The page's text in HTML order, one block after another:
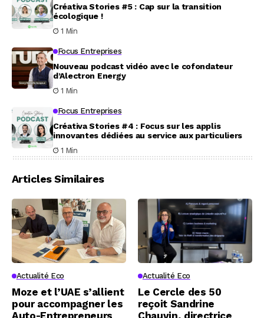
Créativa Stories #5 : Cap sur la transition
écologique !
1 Min
Focus Entreprises
Nouveau podcast vidéo avec le cofondateur
d’Alectron Energy
1 Min
Focus Entreprises
Créativa Stories #4 : Focus sur les applis
innovantes dédiées au service aux particuliers
1 Min
Articles Similaires
Actualité Eco
Moze et l’UAE s’allient
pour accompagner les
Actualité Eco
Le Cercle des 50
reçoit Sandrine